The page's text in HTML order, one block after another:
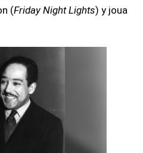
(Friday Night Lights) y joua